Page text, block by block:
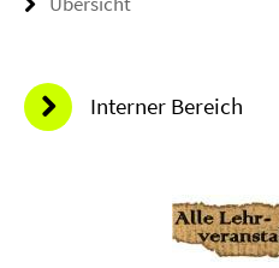
Interner Bereich